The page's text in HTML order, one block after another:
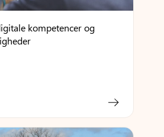
kompetencer og